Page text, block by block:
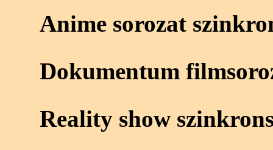
Anime sorozat
Dokumentum
Reality show